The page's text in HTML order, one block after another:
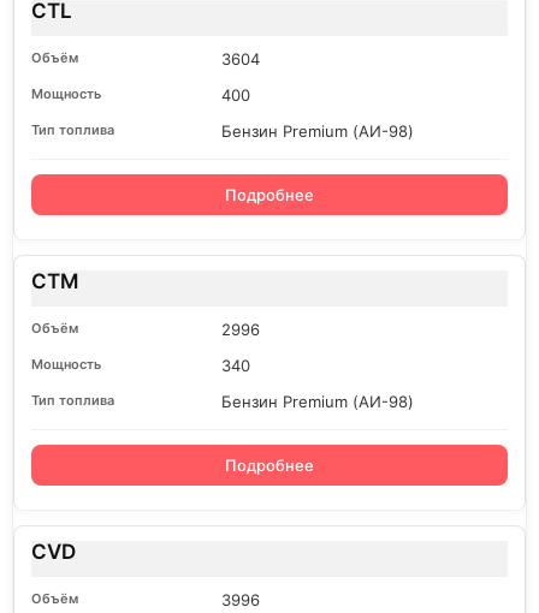
CTL
3604
400
Бензин Premium (АИ-98)
Подробнее
CTM
2996
340
Бензин Premium (АИ-98)
Подробнее
CVD
3996